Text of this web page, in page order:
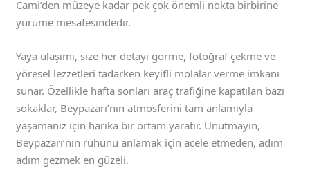
Cami’den müzeye kadar pek çok önemli nokta birbirine
yürüme mesafesindedir.
Yaya ulaşımı, size her detayı görme, fotoğraf çekme ve
yöresel lezzetleri tadarken keyifli molalar verme imkanı
sunar. Özellikle hafta sonları araç trafiğine kapatılan bazı
sokaklar, Beypazarı’nın atmosferini tam anlamıyla
yaşamanız için harika bir ortam yaratır. Unutmayın,
Beypazarı’nın ruhunu anlamak için acele etmeden, adım
adım gezmek en güzeli.